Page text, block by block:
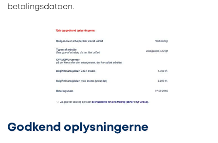
betalingsdatoen.
Godkend oplysningerne